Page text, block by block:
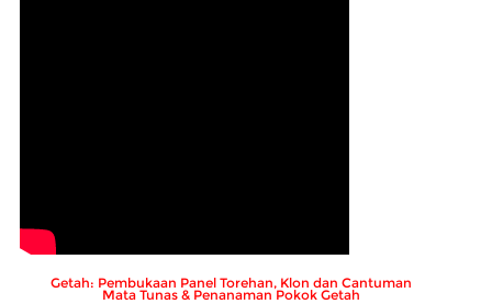
Getah: Pembukaan Panel Torehan, Klon dan Cantuman
Mata Tunas & Penanaman Pokok Getah